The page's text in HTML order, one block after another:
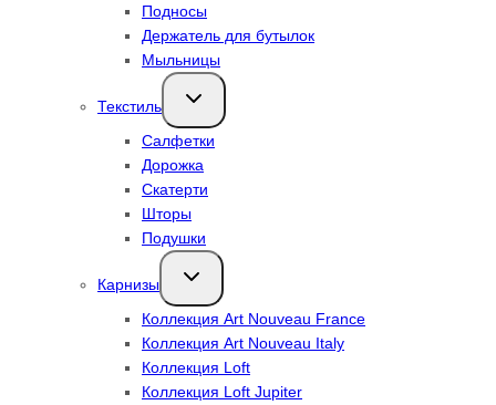
Подносы
Держатель для бутылок
Мыльницы
Текстиль
Переключить
дочернее
Салфетки
Дорожка
Скатерти
Шторы
Подушки
Карнизы
Переключить
дочернее
Коллекция Art Nouveau France
Коллекция Art Nouveau Italy
Коллекция Loft
Коллекция Loft Jupiter